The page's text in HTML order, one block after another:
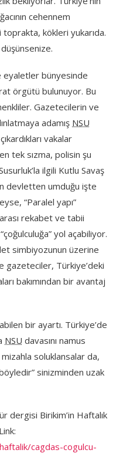
cehennem
kökleri yukarıda.
düşünsenize.
eyaletler bünyesinde
örgütü bulunuyor. Bu
Gazetecilerin ve
adamış NSU
vakalar
tek sızma, polisin şu
ilgili Kutlu Savaş
devletten umduğu işte
“Paralel yapı”
rekabet ve tabii
yol açabiliyor.
simbiyozunun üzerine
gazeteciler, Türkiye’deki
bakımından bir avantaj
bir ayartı. Türkiye’de
NSU davasını namus
soluklansalar da,
sinizminden uzak
dergisi Birikim’in Haftalık
cagdas-cogulcu-